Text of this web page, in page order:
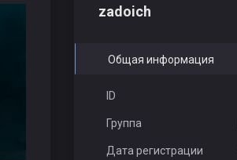
zadoich
Общая информация
ID
Группа
Дата регистрации